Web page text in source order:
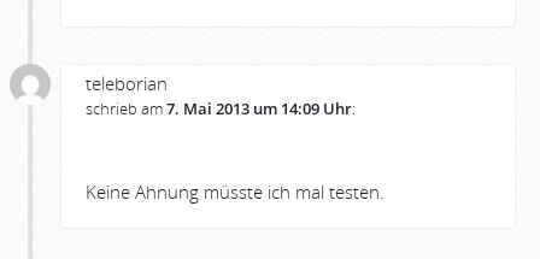
teleborian
schrieb am7. Mai 2013 um 14:09 Uhr:
Keine Ahnung müsste ich mal testen.